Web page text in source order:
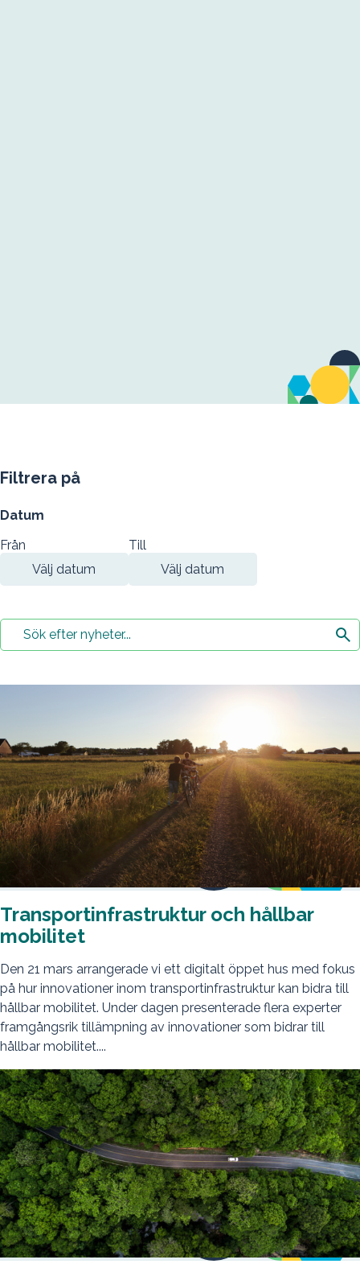
Filtrera på
Datum
Från
Till
Sök
efter
nyheter
Transportinfrastruktur och hållbar
mobilitet
Den 21 mars arrangerade vi ett digitalt öppet hus med fokus
på hur innovationer inom transportinfrastruktur kan bidra till
hållbar mobilitet. Under dagen presenterade flera experter
framgångsrik tillämpning av innovationer som bidrar till
hållbar mobilitet....